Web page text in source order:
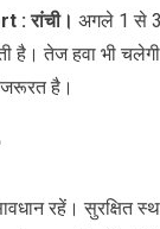
: रांची। अगले 1 से 3
है। तेज हवा भी
है।
रहें। सु‍रक्षित